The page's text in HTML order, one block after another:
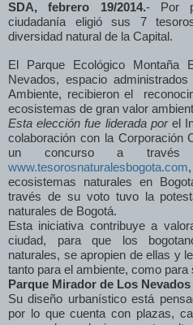
SDA, febrero 19/2014.-
Por
ciudadanía eligió sus 7
diversidad natural de la Capital.
E l Parque Ecológico Montaña
Nevados, espacio administrados
Ambiente, recibieron el
ecosistemas de gran valor
Esta elecciónfue liderada porel
colaboración con la Corporación
un concurso a
www.tesorosnaturalesbogota.com
ecosistemas naturales en
través de su voto tuvo la
naturales de Bogotá.
Esta iniciativa contribuye a
ciudad, para que los
naturales, se apropien de ellas y
tanto para el ambiente, como para
Parque Mirador de Los Nevados
Su diseño urbanístico está
por lo que cuenta con plazas,